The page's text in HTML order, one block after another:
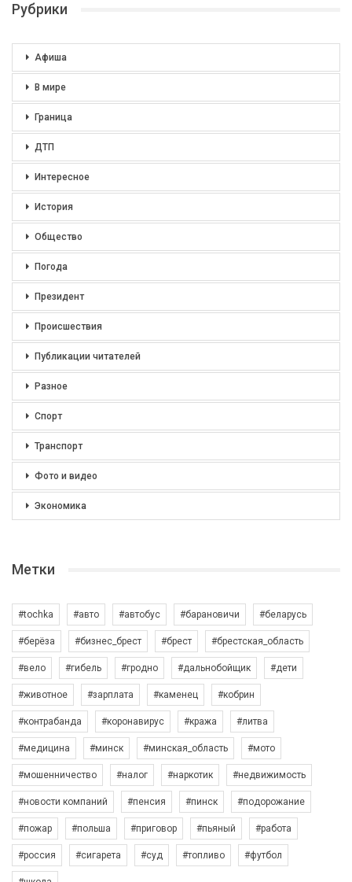
Рубрики
Афиша
В мире
Граница
ДТП
Интересное
История
Общество
Погода
Президент
Происшествия
Публикации читателей
Разное
Спорт
Транспорт
Фото и видео
Экономика
Метки
#tochka #авто #автобус #барановичи #беларусь
#берёза #бизнес_брест #брест #брестская_область
#вело #гибель #гродно #дальнобойщик #дети
#животное #зарплата #каменец #кобрин
#контрабанда #коронавирус #кража #литва
#медицина #минск #минская_область #мото
#мошенничество #налог #наркотик #недвижимость
#новости компаний #пенсия #пинск #подорожание
#пожар #польша #приговор #пьяный #работа
#россия #сигарета #суд #топливо #футбол